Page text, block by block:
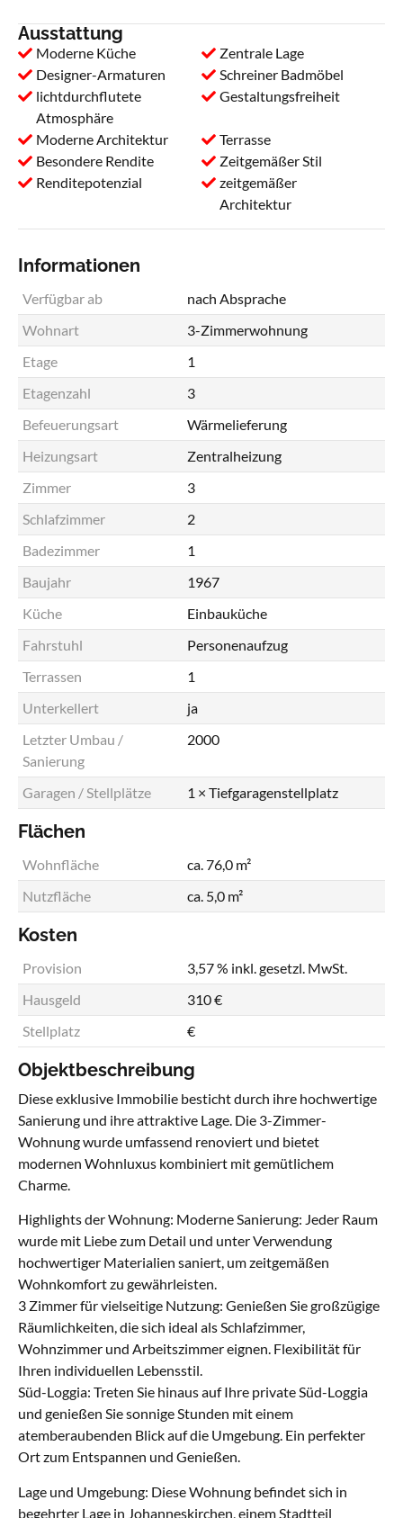
Ausstattung
Moderne Küche
Zentrale Lage
Designer-Armaturen
Schreiner Badmöbel
lichtdurchflutete
Atmosphäre
Gestaltungsfreiheit
Moderne Architektur
Terrasse
Besondere Rendite
Zeitgemäßer Stil
Renditepotenzial
zeitgemäßer
Architektur
Informationen
Verfügbar ab
nach Absprache
Wohnart
3-Zimmerwohnung
Etage
1
Etagenzahl
3
Befeuerungsart
Wärmelieferung
Heizungsart
Zentralheizung
Zimmer
3
Schlafzimmer
2
Badezimmer
1
Baujahr
1967
Küche
Einbauküche
Fahrstuhl
Personenaufzug
Terrassen
1
Unterkellert
ja
Letzter Umbau /
Sanierung
2000
Garagen / Stellplätze 1 × Tiefgaragenstellplatz
Flächen
Wohnfläche
ca. 76,0 m²
Nutzfläche
ca. 5,0 m²
Kosten
Provision
3,57 % inkl. gesetzl. MwSt.
Hausgeld
310 €
Stellplatz
€
Objektbeschreibung
Diese exklusive Immobilie besticht durch ihre hochwertige
Sanierung und ihre attraktive Lage. Die 3-Zimmer-
Wohnung wurde umfassend renoviert und bietet
modernen Wohnluxus kombiniert mit gemütlichem
Charme.
Highlights der Wohnung: Moderne Sanierung: Jeder Raum
wurde mit Liebe zum Detail und unter Verwendung
hochwertiger Materialien saniert, um zeitgemäßen
Wohnkomfort zu gewährleisten.
3 Zimmer für vielseitige Nutzung: Genießen Sie großzügige
Räumlichkeiten, die sich ideal als Schlafzimmer,
Wohnzimmer und Arbeitszimmer eignen. Flexibilität für
Ihren individuellen Lebensstil.
Süd-Loggia: Treten Sie hinaus auf Ihre private Süd-Loggia
und genießen Sie sonnige Stunden mit einem
atemberaubenden Blick auf die Umgebung. Ein perfekter
Ort zum Entspannen und Genießen.
Lage und Umgebung: Diese Wohnung befindet sich in
begehrter Lage in Johanneskirchen, einem Stadtteil